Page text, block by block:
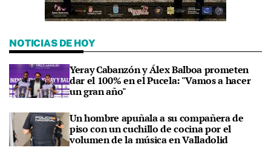
NOTICIAS DE HOY
Yeray Cabanzón y Álex Balboa prometen
dar el 100% en el Pucela: "Vamos a hacer
un gran año"
Un hombre apuñala a su compañera de
piso con un cuchillo de cocina por el
volumen de la música en Valladolid